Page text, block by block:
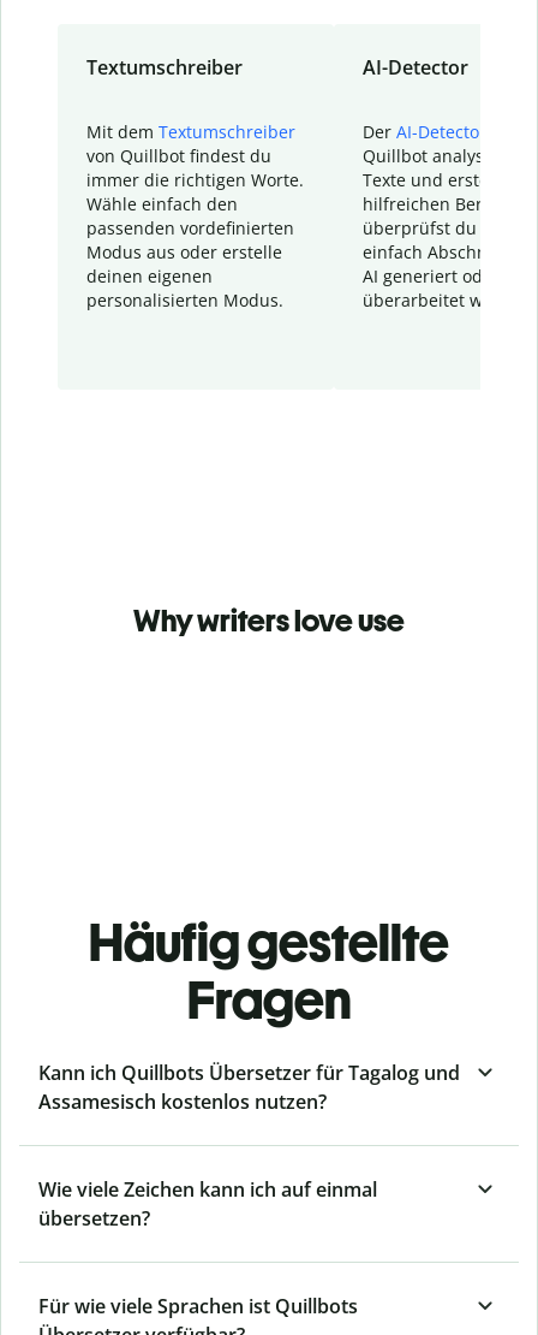
Textumschreiber
Mit dem Textumschreiber
von Quillbot findest du
immer die richtigen Worte.
Wähle einfach den
passenden vordefinierten
Modus aus oder erstelle
deinen eigenen
personalisierten Modus.
AI-Detector
Der AI-Detector
Quillbot analysiert
Texte und erstellt
hilfreichen Bericht.
überprüfst du
einfach Abschnitte,
AI generiert oder
überarbeitet wurden.
Why writers love use
Häufig gestellte
Fragen
Kann ich Quillbots Übersetzer für Tagalog und
Assamesisch kostenlos nutzen?
Wie viele Zeichen kann ich auf einmal
übersetzen?
Für wie viele Sprachen ist Quillbots